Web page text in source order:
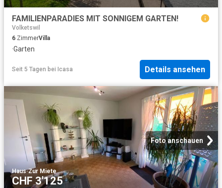
FAMILIENPARADIES MIT SONNIGEM GARTEN!
Volketswil
6 ZimmerVilla
·Garten
Seit 5 Tagen bei Icasa Details ansehen
Foto anschauen
Haus·Zur Miete
CHF 3'125